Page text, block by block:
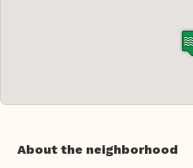
About the neighborhood